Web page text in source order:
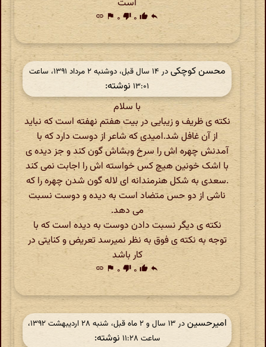
است
reply
thumb_up ۰ thumb_down ۰ flag
link
محسن کوچکی
در ‫۱۴ سال قبل، دوشنبه ۲ مرداد ۱۳۹۱، ساعت
۱۳:۰۱ نوشته:
با سلام
نکته ی ظریف و زیبایی در بیت هفتم نهفته است که نباید
از آن غافل شد.امیدی که شاعر از دوست دارد که با
آمدنش چهره اش را سرخ وبشاش گون کند و جز دیده ی
با اشک خونین هیچ کس خواسته اش را اجابت نمی کند
.سعدی به شکل هنرمندانه ای لاله گون شدن چهره را که
ناشی از دو حس متضاد است به دیده و دوست نسبت
می دهد.
نکته ی دیگر نسبت دادن دوست به دیده است که با
توجه به نکته ی فوق به نظر نمیرسد تعریض و کنایتی در
کار باشد
reply
thumb_up ۰ thumb_down ۰ flag
link
امیرحسین
در ‫۱۳ سال و ۲ ماه قبل، شنبه ۲۸ اردیبهشت ۱۳۹۲،
ساعت ۱۱:۲۸
نوشته: